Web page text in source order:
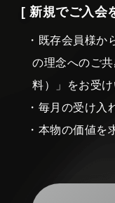
[ 新規でご入会
・既存会員様
の理念へのご
料）」をお受け
・毎月の受け入
・本物の価値